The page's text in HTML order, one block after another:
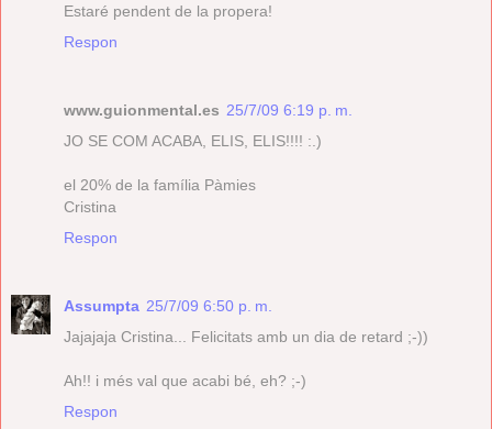
Estaré pendent de la propera!
Respon
www.guionmental.es 25/7/09 6:19 p. m.
JO SE COM ACABA, ELIS, ELIS!!!! :.)
el 20% de la família Pàmies
Cristina
Respon
Assumpta 25/7/09 6:50 p. m.
Jajajaja Cristina... Felicitats amb un dia de retard ;-))
Ah!! i més val que acabi bé, eh? ;-)
Respon